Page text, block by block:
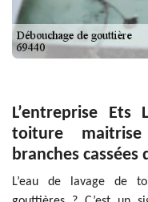
L’entreprise
toiture
branches cassées
L’eau de lavage de